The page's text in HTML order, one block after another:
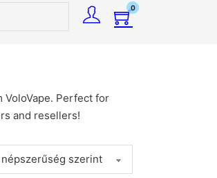
0
Perfect for
and resellers!